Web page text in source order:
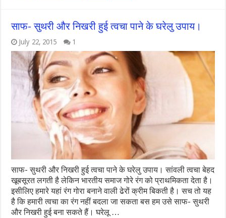
साफ- सुथरी और निखरी हुई त्वचा पाने के घरेलु उपाय।
July 22, 2015 1
साफ- सुथरी और निखरी हुई त्वचा पाने के घरेलु उपाय। सांवली त्वचा बेहद
खूबसूरत लगती है लेकिन भारतीय समाज गोरे रंग को प्राथमिकता देता है।
इसीलिए हमारे यहां रंग गोरा बनाने वाली ढेरों क्रीम बिकती है। सच तो यह
है कि हमारी त्वचा का रंग नहीं बदला जा सकता बस हम उसे साफ- सुथरी
और निखरी हुई बना सकते हैं। घरेलू …